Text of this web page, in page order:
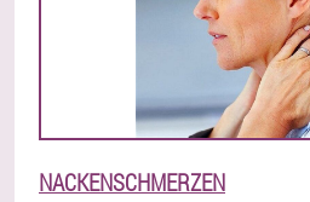
NACKENSCHMERZEN